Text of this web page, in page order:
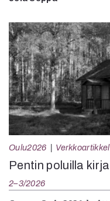
Oulu2026
Pentin poluilla
2–3/2026